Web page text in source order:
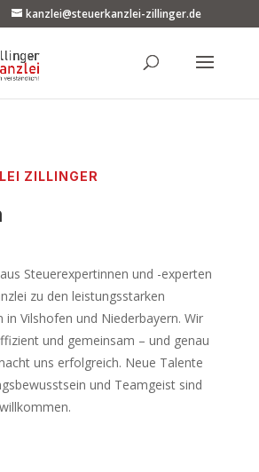
kanzlei@steuerkanzlei-zillinger.de
ZILLINGER
Steuerexpertinnen und -experten
zu den leistungsstarken
in Vilshofen und Niederbayern. Wir
und gemeinsam – und genau
uns erfolgreich. Neue Talente
und Teamgeist sind